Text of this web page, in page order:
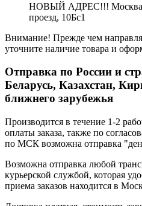
НОВЫЙ АДРЕС!!! Москва,
проезд, 10Бс1
Внимание! Прежде чем
уточните наличие товара и
Отправка по России и
Беларусь, Казахстан,
ближнего зарубежья
Производится в течение 1-2
оплаты заказа, также по
по МСК возможна отправка
Возможна отправка любой
курьерской службой, которая
приема заказов находится в